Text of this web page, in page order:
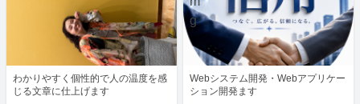
わかりやすく個性的で人の温度を感
じる文章に仕上げます
Webシステム開発・Webアプリケー
ション開発ます